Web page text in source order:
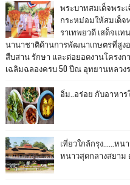
พระบาทสมเด็จพระ
กระหม่อมให้สมเด็จ
ราเทพยวดี เสด็จแท
นานาชาติด้านการพัฒนาเกษตรที่สูง
สืบสาน รักษา และต่อยอดงานโครงก
เฉลิมฉลองครบ 50 ปีณ อุทยานหลวง
อิ่ม..อร่อย กับอาหา
เที่ยวใกล้กรุง......ห
หนาวสุดกลางสยาม